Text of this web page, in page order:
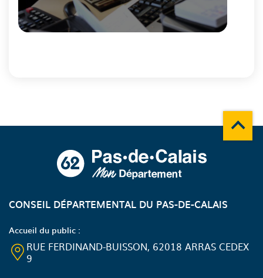
CONSEIL DÉPARTEMENTAL DU PAS-DE-CALAIS
Accueil du public :
RUE FERDINAND-BUISSON, 62018 ARRAS CEDEX
9